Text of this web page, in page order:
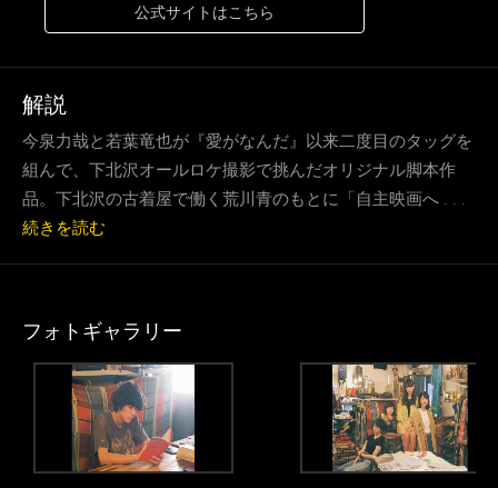
公式サイトはこちら
解説
今泉力哉と若葉竜也が『愛がなんだ』以来二度目のタッグを
組んで、下北沢オールロケ撮影で挑んだオリジナル脚本作
品。下北沢の古着屋で働く荒川青のもとに「自主映画へ . . .
続きを読む
フォトギャラリー